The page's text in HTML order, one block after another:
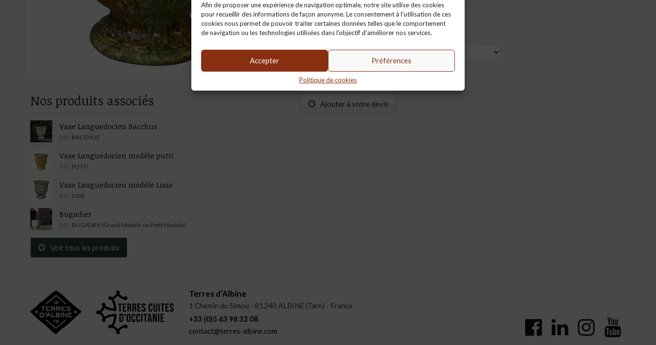
Afin de proposer une expérience de navigation optimale, notre site utilise des cookies
pour recueillir des informations de façon anonyme. Le consentement à l'utilisation de ces
cookies nous permet de pouvoir traiter certaines données telles que le comportement
de navigation ou les technologies utilisées dans l'objectif d'améliorer nos services.
Accepter Préférences
Politique de cookies
Poids : 35, 85 kg
Hauteur :
Couleur :
Quantité :
Ajouter à votre devis
Nos produits associés
Vase Languedocien Bacchus
Réf. :BACCHUS
Vase Languedocien modèle putti
Réf. :PUTTI
Vase Languedocien modèle Lisse
Réf. :LISSE
Bugadier
Réf. :BUGADIER (Grand Modèle ou Petit Modèle)
Voir tous les produits
Terres d’Albine
1 Chemin du Simou - 81240 ALBINE (Tarn) - France
+33 (0)5 63 98 32 08
contact@terres-albine.com